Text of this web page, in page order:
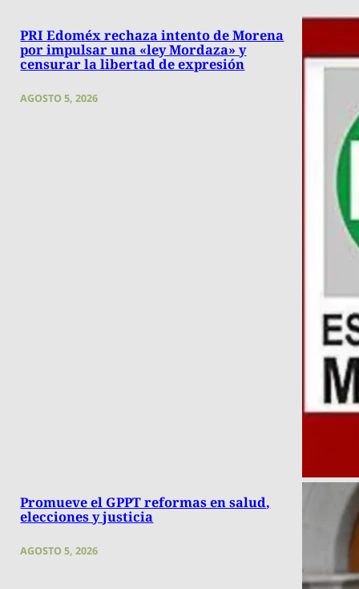
PRI Edoméx rechaza intento de Morena
por impulsar una «ley Mordaza» y
censurar la libertad de expresión
AGOSTO 5, 2026
Promueve el GPPT reformas en salud,
elecciones y justicia
AGOSTO 5, 2026